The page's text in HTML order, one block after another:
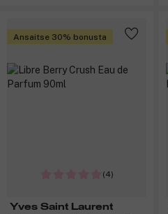
Ansaitse 30% bonusta
(4)
Yves Saint Laurent